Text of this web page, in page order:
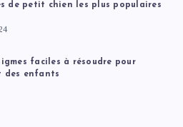
de petit chien les plus populaires
faciles à résoudre pour
des enfants